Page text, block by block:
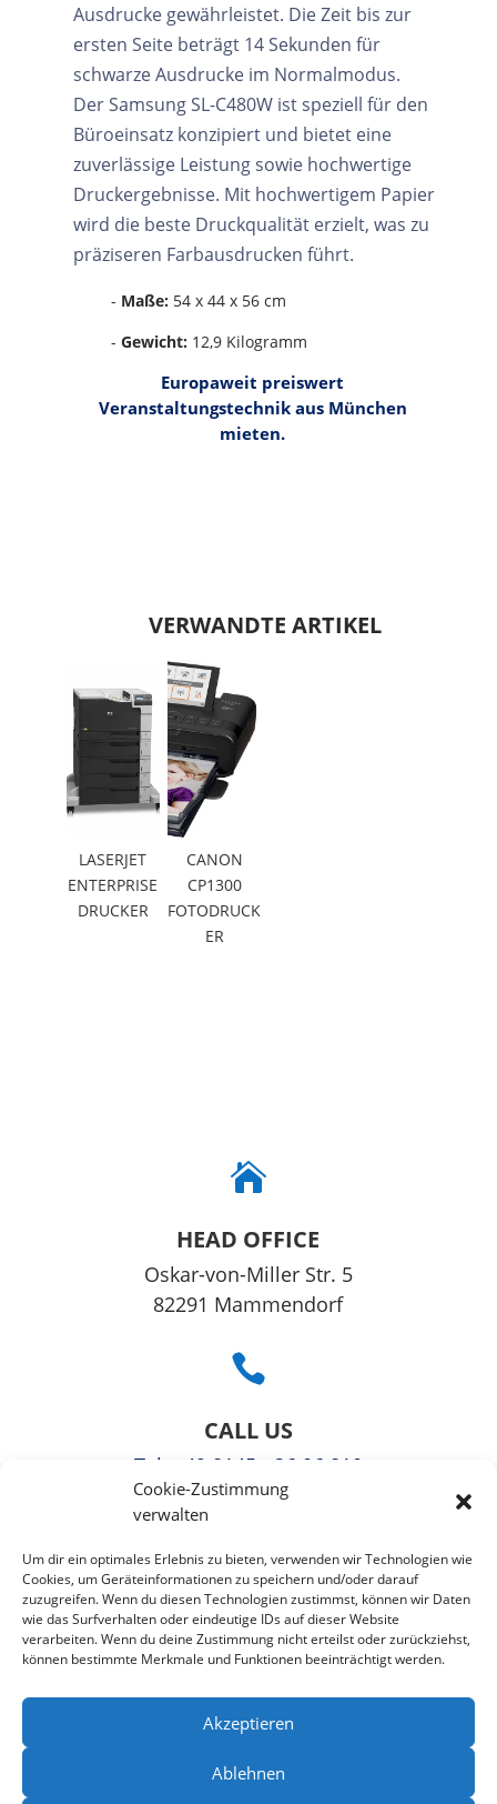
Cookie-Zustimmung
verwalten
Um dir ein optimales Erlebnis zu bieten, verwenden wir Technologien wie
Cookies, um Geräteinformationen zu speichern und/oder darauf
zuzugreifen. Wenn du diesen Technologien zustimmst, können wir Daten
wie das Surfverhalten oder eindeutige IDs auf dieser Website
verarbeiten. Wenn du deine Zustimmung nicht erteilst oder zurückziehst,
können bestimmte Merkmale und Funktionen beeinträchtigt werden.
Akzeptieren
Ablehnen
Ausdrucke gewährleistet. Die Zeit bis zur
ersten Seite beträgt 14 Sekunden für
schwarze Ausdrucke im Normalmodus.
Der Samsung SL-C480W ist speziell für den
Büroeinsatz konzipiert und bietet eine
zuverlässige Leistung sowie hochwertige
Druckergebnisse. Mit hochwertigem Papier
wird die beste Druckqualität erzielt, was zu
präziseren Farbausdrucken führt.
- Maße:54 x 44 x 56 cm
- Gewicht:12,9 Kilogramm
Europaweit preiswert
Veranstaltungstechnik aus München
mieten.
VERWANDTE ARTIKEL
LASERJET
ENTERPRISE
DRUCKER
CANON
CP1300
FOTODRUCK
ER

HEAD OFFICE
Oskar-von-Miller Str. 5
82291 Mammendorf

CALL US
Tel : +49 8145 - 36 06 810
Fax: +49 3221108991363

EMAIL US
info@puzzlepie.de
»Kontaktformular«